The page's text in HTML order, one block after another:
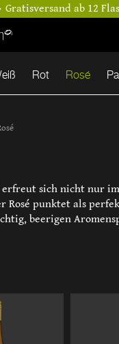
Gratisversand ab 12
Rot Rosé
erfreut sich nicht nur
Rosé punktet als
beerigen